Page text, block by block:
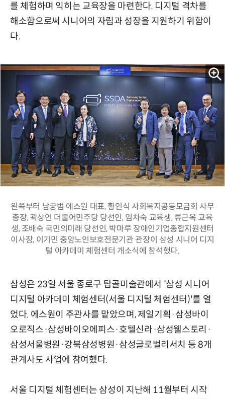
를 체험하며 익히는 교육장을 마련한다. 디지털 격차를
해소함으로써 시니어의 자립과 성장을 지원하기 위함이
다.
왼쪽부터 남궁범 에스원 대표, 황인식 사회복지공동모금회 사무
총장, 곽상언 더불어민주당 당선인, 임차숙 교육생, 류근옥 교육
생, 조배숙 국민의미래 당선인, 박마루 장애인기업종합지원센터
이사장, 이기민 중앙노인보호전문기관 관장이 삼성 시니어 디지
털 아카데미 체험센터 개소식에 참석했다.
삼성은 23일 서울 종로구 탑골미술관에서 '삼성 시니어
디지털 아카데미 체험센터(서울 디지털 체험센터)'를 열
었다. 에스원이 주관사를 맡았으며, 제일기획·삼성바이
오로직스·삼성바이오에피스·호텔신라·삼성웰스토리·
삼성서울병원·강북삼성병원·삼성글로벌리서치 등 8개
관계사도 사업에 참여했다.
서울 디지털 체험센터는 삼성이 지난해 11월부터 시작